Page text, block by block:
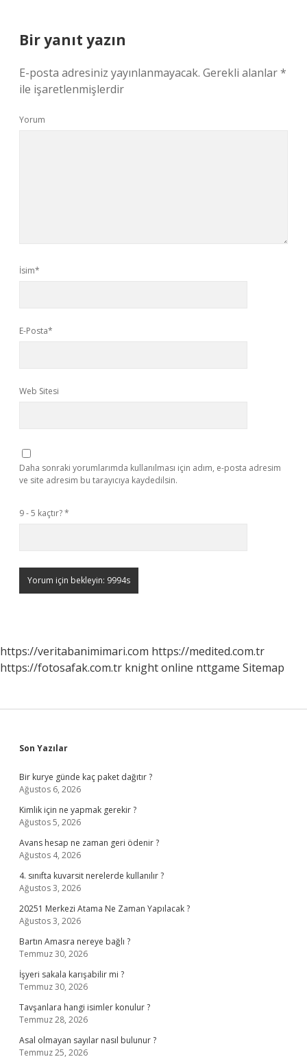
Bir yanıt yazın
E-posta adresiniz yayınlanmayacak. Gerekli alanlar*
ile işaretlenmişlerdir
Yorum
İsim*
E-Posta*
Web Sitesi
Daha sonraki yorumlarımda kullanılması için adım, e-posta adresim
ve site adresim bu tarayıcıya kaydedilsin.
9 - 5 kaçtır?*
https://veritabanimimari.com https://medited.com.tr
https://fotosafak.com.tr knight online nttgame Sitemap
Sidebar
Son Yazılar
Bir kurye günde kaç paket dağıtır ?
Ağustos 6, 2026
Kimlik için ne yapmak gerekir ?
Ağustos 5, 2026
Avans hesap ne zaman geri ödenir ?
Ağustos 4, 2026
4. sınıfta kuvarsit nerelerde kullanılır ?
Ağustos 3, 2026
20251 Merkezi Atama Ne Zaman Yapılacak ?
Ağustos 3, 2026
Bartın Amasra nereye bağlı ?
Temmuz 30, 2026
İşyeri sakala karışabilir mi ?
Temmuz 30, 2026
Tavşanlara hangi isimler konulur ?
Temmuz 28, 2026
Asal olmayan sayılar nasıl bulunur ?
Temmuz 25, 2026